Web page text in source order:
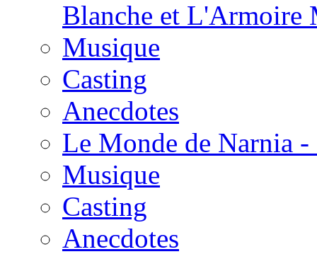
Blanche et L'Armoire
Musique
Casting
Anecdotes
Le Monde de Narnia
Musique
Casting
Anecdotes